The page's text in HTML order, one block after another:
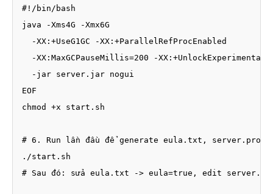
#!/bin/bash
java -Xms4G -Xmx6G
  -XX:+UseG1GC -XX:+ParallelRefProcEnabled
-XX:MaxGCPauseMillis=200 -
  -jar server.jar nogui
EOF
chmod +x start.sh
# 6. Run lần đầu để generate eula.txt,
./start.sh
# Sau đó: sửa eula.txt -> eula=true, edit